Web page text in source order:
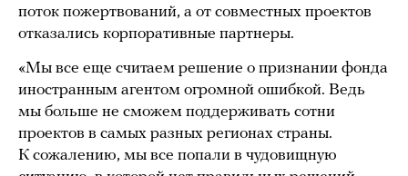
поток пожертвований, а от совместных проектов
отказались корпоративные партнеры.
«Мы все еще считаем решение о признании фонда
иностранным агентом огромной ошибкой. Ведь
мы больше не сможем поддерживать сотни
проектов в самых разных регионах страны.
К сожалению, мы все попали в чудовищную